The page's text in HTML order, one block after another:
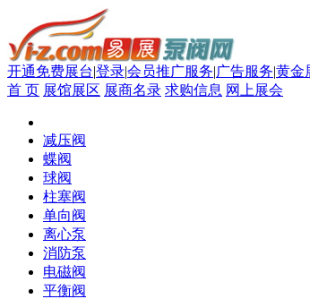
开通免费展台|登录|会员推广服务|广告服务|黄金
首 页 展馆展区 展商名录 求购信息 网上展会
减压阀
蝶阀
球阀
柱塞阀
单向阀
离心泵
消防泵
电磁阀
平衡阀